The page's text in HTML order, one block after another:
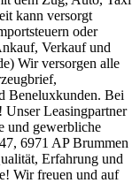
kann versorgt
oder
Verkauf und
Wir versorgen alle
Beneluxkunden. Bei
Unser Leasingpartner
und gewerbliche
6971 AP Brummen
Erfahrung und
Wir freuen und auf